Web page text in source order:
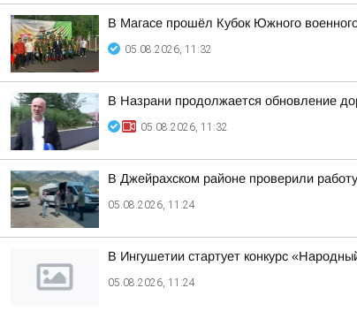
В Магасе прошёл Кубок Южного
05.08.2026, 11:32
В Назрани продолжается обновление
05.08.2026, 11:32
В Джейрахском районе проверили
05.08.2026, 11:24
В Ингушетии стартует конкурс
05.08.2026, 11:24